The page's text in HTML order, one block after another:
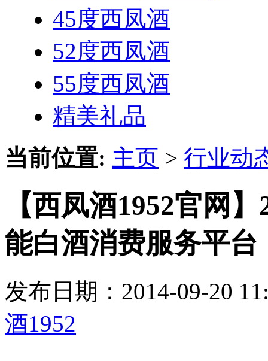
45度西凤酒
52度西凤酒
55度西凤酒
精美礼品
当前位置: 主页 > 行业动
【西凤酒1952官网
能白酒消费服务平台
发布日期：2014-09-20
酒1952